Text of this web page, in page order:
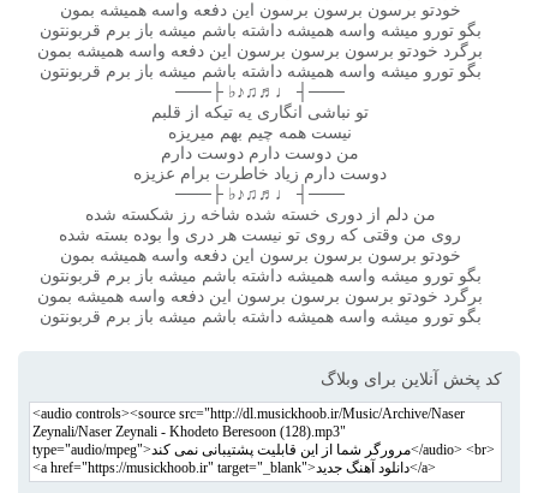
خودتو برسون برسون برسون این دفعه واسه همیشه بمون
بگو تورو میشه واسه همیشه داشته باشم میشه باز برم قربونتون
برگرد خودتو برسون برسون برسون این دفعه واسه همیشه بمون
بگو تورو میشه واسه همیشه داشته باشم میشه باز برم قربونتون
───┤ ♩♬♫♪♭ ├───
تو نباشی انگاری یه تیکه از قلبم
نیست همه چیم بهم میریزه
من دوست دارم دوست دارم
دوست دارم زیاد خاطرت برام عزیزه
───┤ ♩♬♫♪♭ ├───
من دلم از دوری خسته شده شاخه رز شکسته شده
روی من وقتی که روی تو نیست هر دری وا بوده بسته شده
خودتو برسون برسون برسون این دفعه واسه همیشه بمون
بگو تورو میشه واسه همیشه داشته باشم میشه باز برم قربونتون
برگرد خودتو برسون برسون برسون این دفعه واسه همیشه بمون
بگو تورو میشه واسه همیشه داشته باشم میشه باز برم قربونتون
کد پخش آنلاین برای وبلاگ